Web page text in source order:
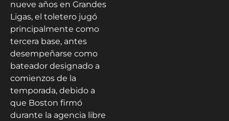
nueve años en Grandes
Ligas, el toletero jugó
principalmente como
tercera base, antes
desempeñarse como
bateador designado a
comienzos de la
temporada, debido a
que Boston firmó
durante la agencia libre